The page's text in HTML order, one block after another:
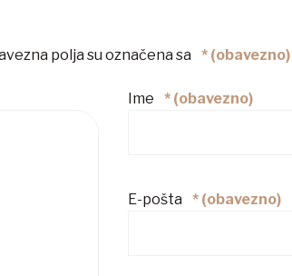
polja su označena sa * (obavezno)
Ime * (obavezno)
E-pošta * (obavezno)